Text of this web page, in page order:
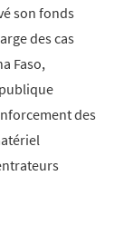
son fonds
des cas
Faso,
des